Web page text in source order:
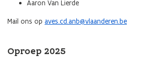
Aaron Van Lierde
Mail ons op aves.cd.anb@vlaanderen.be
Oproep 2025